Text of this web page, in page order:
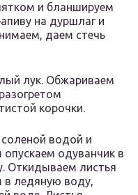
и бланшируем
на дуршлаг и
даем стечь
лук. Обжариваем
корочки.
водой и
одуванчик в
Откидываем листья
в ледяную воду,